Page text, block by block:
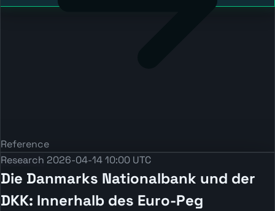
Reference
Research 2026-04-14 10:00 UTC
Die Danmarks Nationalbank und der
DKK: Innerhalb des Euro-Peg